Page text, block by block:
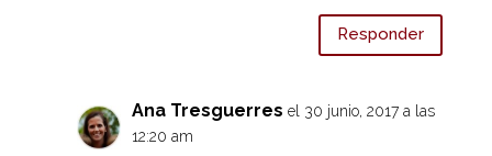
Responder
Ana Tresguerres el 30 junio, 2017 a las
12:20 am